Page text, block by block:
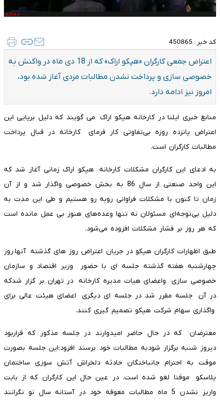
کد خبر : 450865
اعتراض جمعی کارگران «هپکو اراک» که از 18 دی ماه در واکنش به
خصوصی سازی و پرداخت نشدن مطالبات مزدی آغاز شده بود،
امروز نیز ادامه دارد.
منابع خبری ایلنا در کارخانه هپکو اراک می گویند که دلیل برپایی این
اعتراض پانزده روزه بی‌تفاوتی کار فرمای کارخانه در قبال پرداخت
مطالبات کارگران است.
به ادعای این کارگران مشکلات کارخانه هپکو اراک زمانی آغاز شد که
این واحد صنعتی از سال 86 به بخش خصوصی واگذار شد و از آن
زمان تا کنون با مشکلات فراوانی روبه رو هستیم و طی این مدت به
دلیل بی‌توجه‌ای مسئولان نه تنها وعده‌های هنوز بی عمل مانده است
که هر روز بر فشار مشکلات افزوده می‌شود.
طبق اظهارات کارگران هپکو در جریان اعتراض روز های گذشته آنها،روز
چهارشنبه هفته گذشته جلسه ای با حضور وزیر اقتصاد و سازمان
خصوصی سازی واعضای هیات مدیره کارخانه در تهران بر گزار شدکه
در آن جلسه مقرر شد در جلسه ای دیگری اعضای هیئت عالی برای
واگذاری سهام شرکت هپکو تصمیم گیری کنند.
معترضان که در حال حاضر امیدوارند در جلسه مذکور که قراربود
دیروز شنبه برگزار شودبه مطالبات خود برسند افزود:این جلسه بصورت
موقت به احترام جانباختگان حادثه دلخراش آتش سوزی ساختمان
پلاسکو موقتا لغو شده است. در عین حال این کارگران که از بابت
واریز نشدن 5 ماه مطالبات معوقه خود در آستانه سال نو نگرانند